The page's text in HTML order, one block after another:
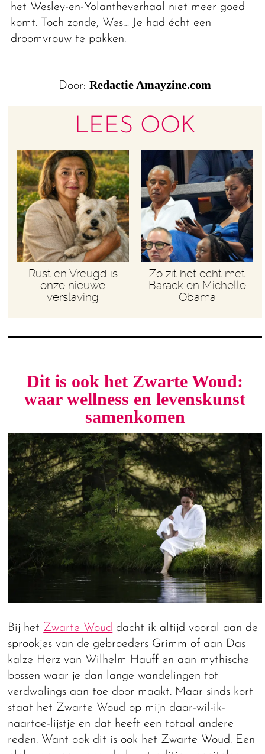
het Wesley-en-Yolantheverhaal niet meer goed
komt. Toch zonde, Wes… Je had écht een
droomvrouw te pakken.
Door:Redactie Amayzine.com
LEES OOK
Rust en Vreugd is
onze nieuwe
verslaving
Zo zit het echt met
Barack en Michelle
Obama
Dit is ook het Zwarte Woud:
waar wellness en levenskunst
samenkomen
Bij het Zwarte Woud dacht ik altijd vooral aan de
sprookjes van de gebroeders Grimm of aan Das
kalze Herz van Wilhelm Hauff en aan mythische
bossen waar je dan lange wandelingen tot
verdwalings aan toe door maakt. Maar sinds kort
staat het Zwarte Woud op mijn daar-wil-ik-
naartoe-lijstje en dat heeft een totaal andere
reden. Want ook dit is ook het Zwarte Woud. Een